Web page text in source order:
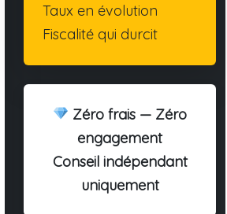
Taux en évolution
Fiscalité qui durcit
Zéro frais — Zéro
engagement
Conseil indépendant
uniquement